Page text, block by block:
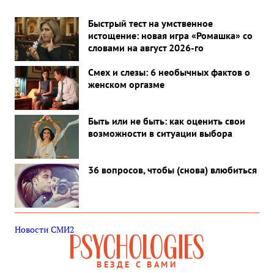
Быстрый тест на умственное
истощение: новая игра «Ромашка» со
словами на август 2026-го
Смех и слезы: 6 необычных фактов о
женском оргазме
Быть или не быть: как оценить свои
возможности в ситуации выбора
36 вопросов, чтобы (снова) влюбиться
Новости СМИ2
ВЕЗДЕ С ВАМИ